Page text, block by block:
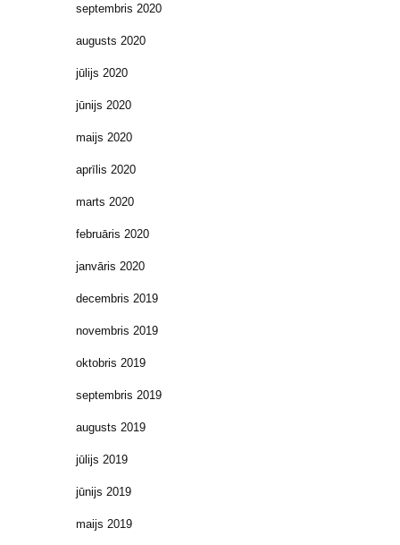
septembris 2020
augusts 2020
jūlijs 2020
jūnijs 2020
maijs 2020
aprīlis 2020
marts 2020
februāris 2020
janvāris 2020
decembris 2019
novembris 2019
oktobris 2019
septembris 2019
augusts 2019
jūlijs 2019
jūnijs 2019
maijs 2019